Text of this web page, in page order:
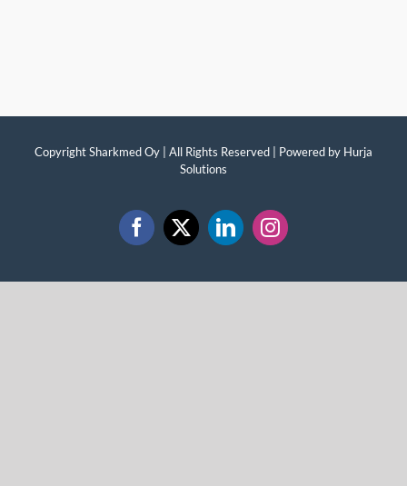
Copyright Sharkmed Oy | All Rights Reserved | Powered by Hurja
Solutions
Facebook
X LinkedInInstagram